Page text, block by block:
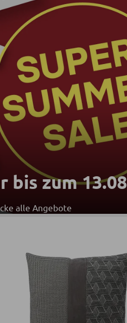
bis zum 13.08
alle Angebote